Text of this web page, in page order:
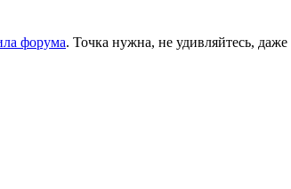
форума. Точка нужна, не удивляйтесь,